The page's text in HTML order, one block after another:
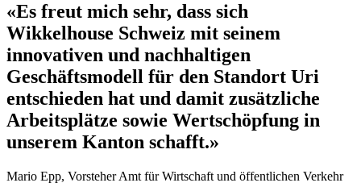
«Es freut mich sehr, dass sich
Wikkelhouse Schweiz mit seinem
innovativen und nachhaltigen
Geschäftsmodell für den Standort Uri
entschieden hat und damit zusätzliche
Arbeitsplätze sowie Wertschöpfung in
unserem Kanton schafft.»
Mario Epp, Vorsteher Amt für Wirtschaft und öffentlichen Verkehr